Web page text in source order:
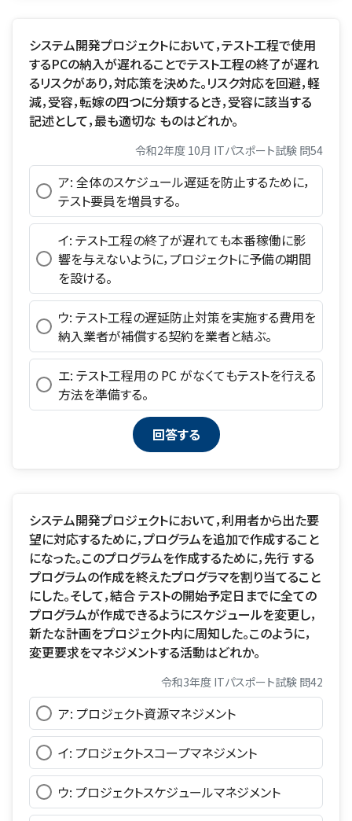
システム開発プロジェクトにおいて，テスト工程で使用
するPCの納入が遅れることでテスト工程の終了が遅れ
るリスクがあり，対応策を決めた。リスク対応を回避，軽
減，受容，転嫁の四つに分類するとき，受容に該当する
記述として，最も適切な ものはどれか。
令和2年度 10月 ITパスポート試験 問54
ア: 全体のスケジュール遅延を防止するために，
テスト要員を増員する。
イ: テスト工程の終了が遅れても本番稼働に影
響を与えないように，プロジェクトに予備の期間
を設ける。
ウ: テスト工程の遅延防止対策を実施する費用を
納入業者が補償する契約を業者と結ぶ。
エ: テスト工程用の PC がなくてもテストを行える
方法を準備する。
システム開発プロジェクトにおいて，利用者から出た要
望に対応するために，プログラムを追加で作成すること
になった。このプログラムを作成するために，先行 する
プログラムの作成を終えたプログラマを割り当てること
にした。そして，結合 テストの開始予定日までに全ての
プログラムが作成できるようにスケジュールを変更し，
新たな計画をプロジェクト内に周知した。このように，
変更要求をマネジメントする活動はどれか。
令和3年度 ITパスポート試験 問42
ア: プロジェクト資源マネジメント
イ: プロジェクトスコープマネジメント
ウ: プロジェクトスケジュールマネジメント